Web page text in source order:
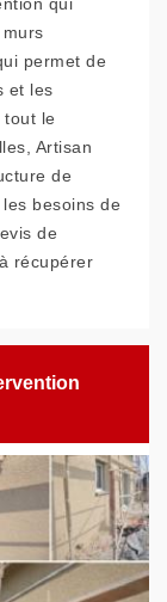
permet de
et les
le
Artisan
de
besoins de
de
récupérer